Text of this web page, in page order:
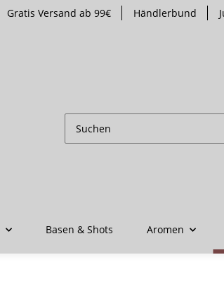
Gratis Versand ab 99€ Händlerbund
Basen & Shots Aromen